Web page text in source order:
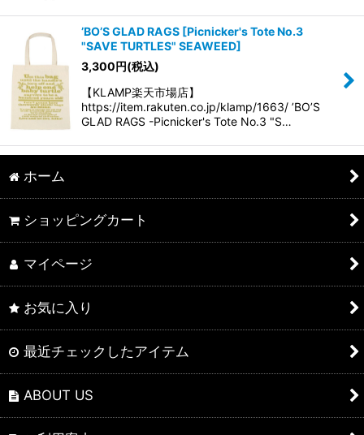
’BO’S GLAD RAGS [Picnicker's Tote No.3
"SAVE TURTLES" SEAWEED]
3,300円(税込)
【KLAMP楽天市場店】
https://item.rakuten.co.jp/klamp/1663/ ’BO’S
GLAD RAGS -Picnicker's Tote No.3 "S…
ホーム
ショッピングカート
マイページ
お気に入り
最近チェックしたアイテム
ABOUT US